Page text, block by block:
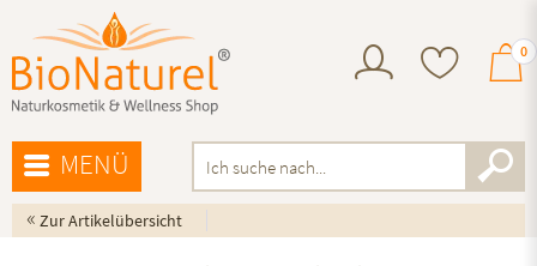
0
MENÜ
« Zur Artikelübersicht